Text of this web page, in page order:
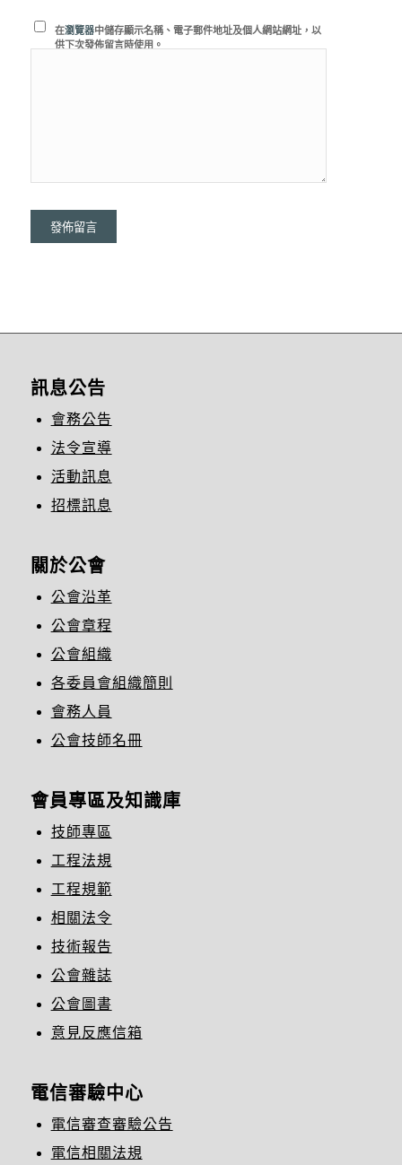
在瀏覽器中儲存顯示名稱、電子郵件地址及個人網站網址，以
供下次發佈留言時使用。
訊息公告
會務公告
法令宣導
活動訊息
招標訊息
關於公會
公會沿革
公會章程
公會組織
各委員會組織簡則
會務人員
公會技師名冊
會員專區及知識庫
技師專區
工程法規
工程規範
相關法令
技術報告
公會雜誌
公會圖書
意見反應信箱
電信審驗中心
電信審查審驗公告
電信相關法規